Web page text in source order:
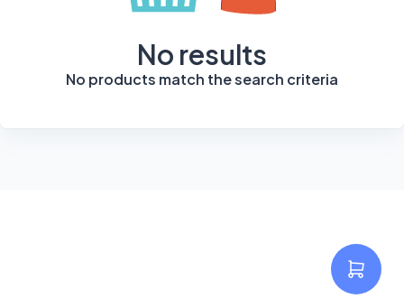
No results
No products match the search criteria